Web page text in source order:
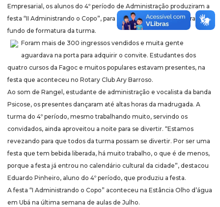
Empresarial, os alunos do 4º período de Administração produziram a
festa “II Administrando o Copo”, para arrecadação de verba para o
fundo de formatura da turma.
Foram mais de 300 ingressos vendidos e muita gente
aguardava na porta para adquirir o convite. Estudantes dos
quatro cursos da Fagoc e muitos populares estavam presentes, na
festa que aconteceu no Rotary Club Ary Barroso.
Ao som de Rangel, estudante de administração e vocalista da banda
Psicose, os presentes dançaram até altas horas da madrugada. A
turma do 4º período, mesmo trabalhando muito, servindo os
convidados, ainda aproveitou a noite para se divertir. “Estamos
revezando para que todos da turma possam se divertir. Por ser uma
festa que tem bebida liberada, há muito trabalho, o que é de menos,
porque a festa já entrou no calendário cultural da cidade”, destacou
Eduardo Pinheiro, aluno do 4º período, que produziu a festa.
A festa “I Administrando o Copo” aconteceu na Estância Olho d’água
em Ubá na última semana de aulas de Julho.